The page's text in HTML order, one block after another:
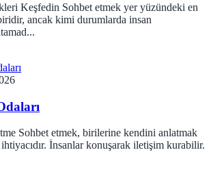
Keşfedin Sohbet etmek yer yüzündeki en
ancak kimi durumlarda insan
Sohbet etmek, birilerine kendini anlatmak
İnsanlar konuşarak iletişim kurabilir.